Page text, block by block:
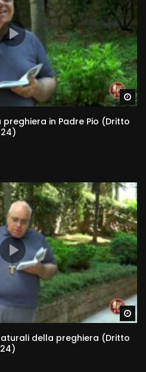
in Padre Pio (Dritto
della preghiera (Dritto